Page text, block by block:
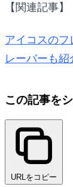
【関連記事】
アイコスの
レーバーも紹
この記事を
URLをコピー